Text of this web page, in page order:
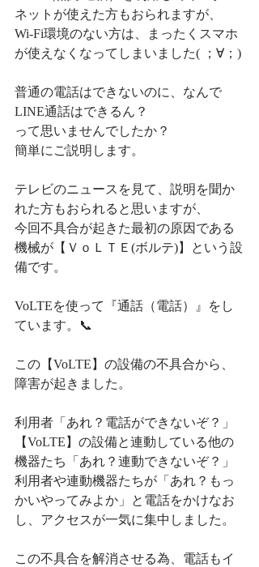
ネットが使えた方もおられますが、
Wi-Fi環境のない方は、まったくスマホ
が使えなくなってしまいました( ；∀；)
普通の電話はできないのに、なんで
LINE通話はできるん？
って思いませんでしたか？
簡単にご説明します。
テレビのニュースを見て、説明を聞か
れた方もおられると思いますが、
今回不具合が起きた最初の原因である
機械が【ＶｏＬＴＥ(ボルテ)】という設
備です。
VoLTEを使って『通話（電話）』をし
ています。📞
この【VoLTE】の設備の不具合から、
障害が起きました。
利用者「あれ？電話ができないぞ？」
【VoLTE】の設備と連動している他の
機器たち「あれ？連動できないぞ？」
利用者や連動機器たちが「あれ？もっ
かいやってみよか」と電話をかけなお
し、アクセスが一気に集中しました。
この不具合を解消させる為、電話もイ